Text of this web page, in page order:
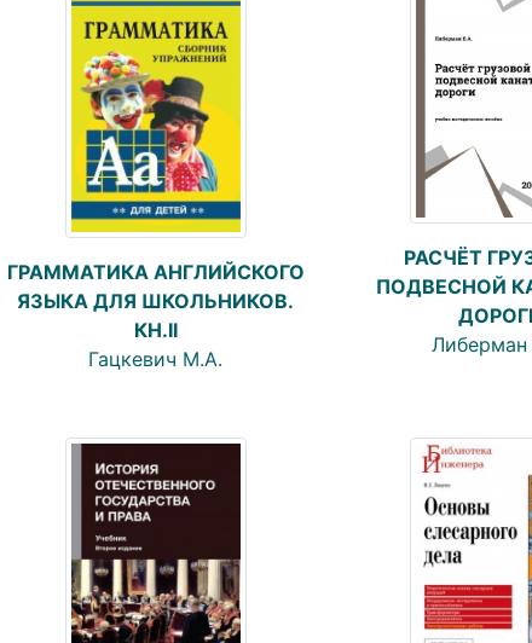
ГРАММАТИКА АНГЛИЙСКОГО
ЯЗЫКА ДЛЯ ШКОЛЬНИКОВ.
КН.II
Гацкевич М.А.
РАСЧЁТ
ПОДВЕСНОЙ
Либерман